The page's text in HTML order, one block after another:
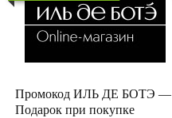
Промокод ИЛЬ ДЕ БОТЭ —
Подарок при покупке